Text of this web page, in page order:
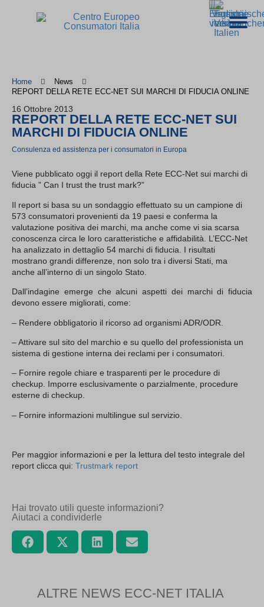
Home
News
REPORT DELLA RETE ECC-NET SUI MARCHI DI FIDUCIA ONLINE
16 Ottobre 2013
REPORT DELLA RETE ECC-NET SUI
MARCHI DI FIDUCIA ONLINE
Consulenza ed assistenza per i consumatori in Europa
Viene pubblicato oggi il report della Rete ECC-Net sui marchi di
fiducia ” Can I trust the trust mark?”
Il report si basa su un sondaggio effettuato su un campione di
573 consumatori provenienti da 19 paesi e conferma la
valutazione positiva dei marchi, ma anche come vi sia scarsa
conoscenza circa le loro caratteristiche e affidabilità. L’ECC-Net
ha analizzato in dettaglio 54 marchi di fiducia. I risultati
mostrano grandi differenze, non solo tra i diversi Stati, ma
anche all’interno di un singolo Stato.
Dall’indagine emerge che alcuni aspetti dei marchi di fiducia
devono essere migliorati, come:
– Rendere obbligatorio il ricorso ad organismi ADR/ODR.
– Attivare sul sito del marchio e su quello del professionista un
sistema di gestione interna dei reclami per i consumatori.
– Fornire regole chiare e trasparenti per le procedure di
checkup. Imporre esclusivamente o parzialmente, procedure
esterne di checkup.
– Fornire informazioni multilingue sul servizio.
Per maggior informazioni e per la lettura del testo integrale del
report clicca qui: Trustmark report
Hai trovato utili queste informazioni?
Aiutaci a condividerle
ALTRE NEWS ECC-NET ITALIA